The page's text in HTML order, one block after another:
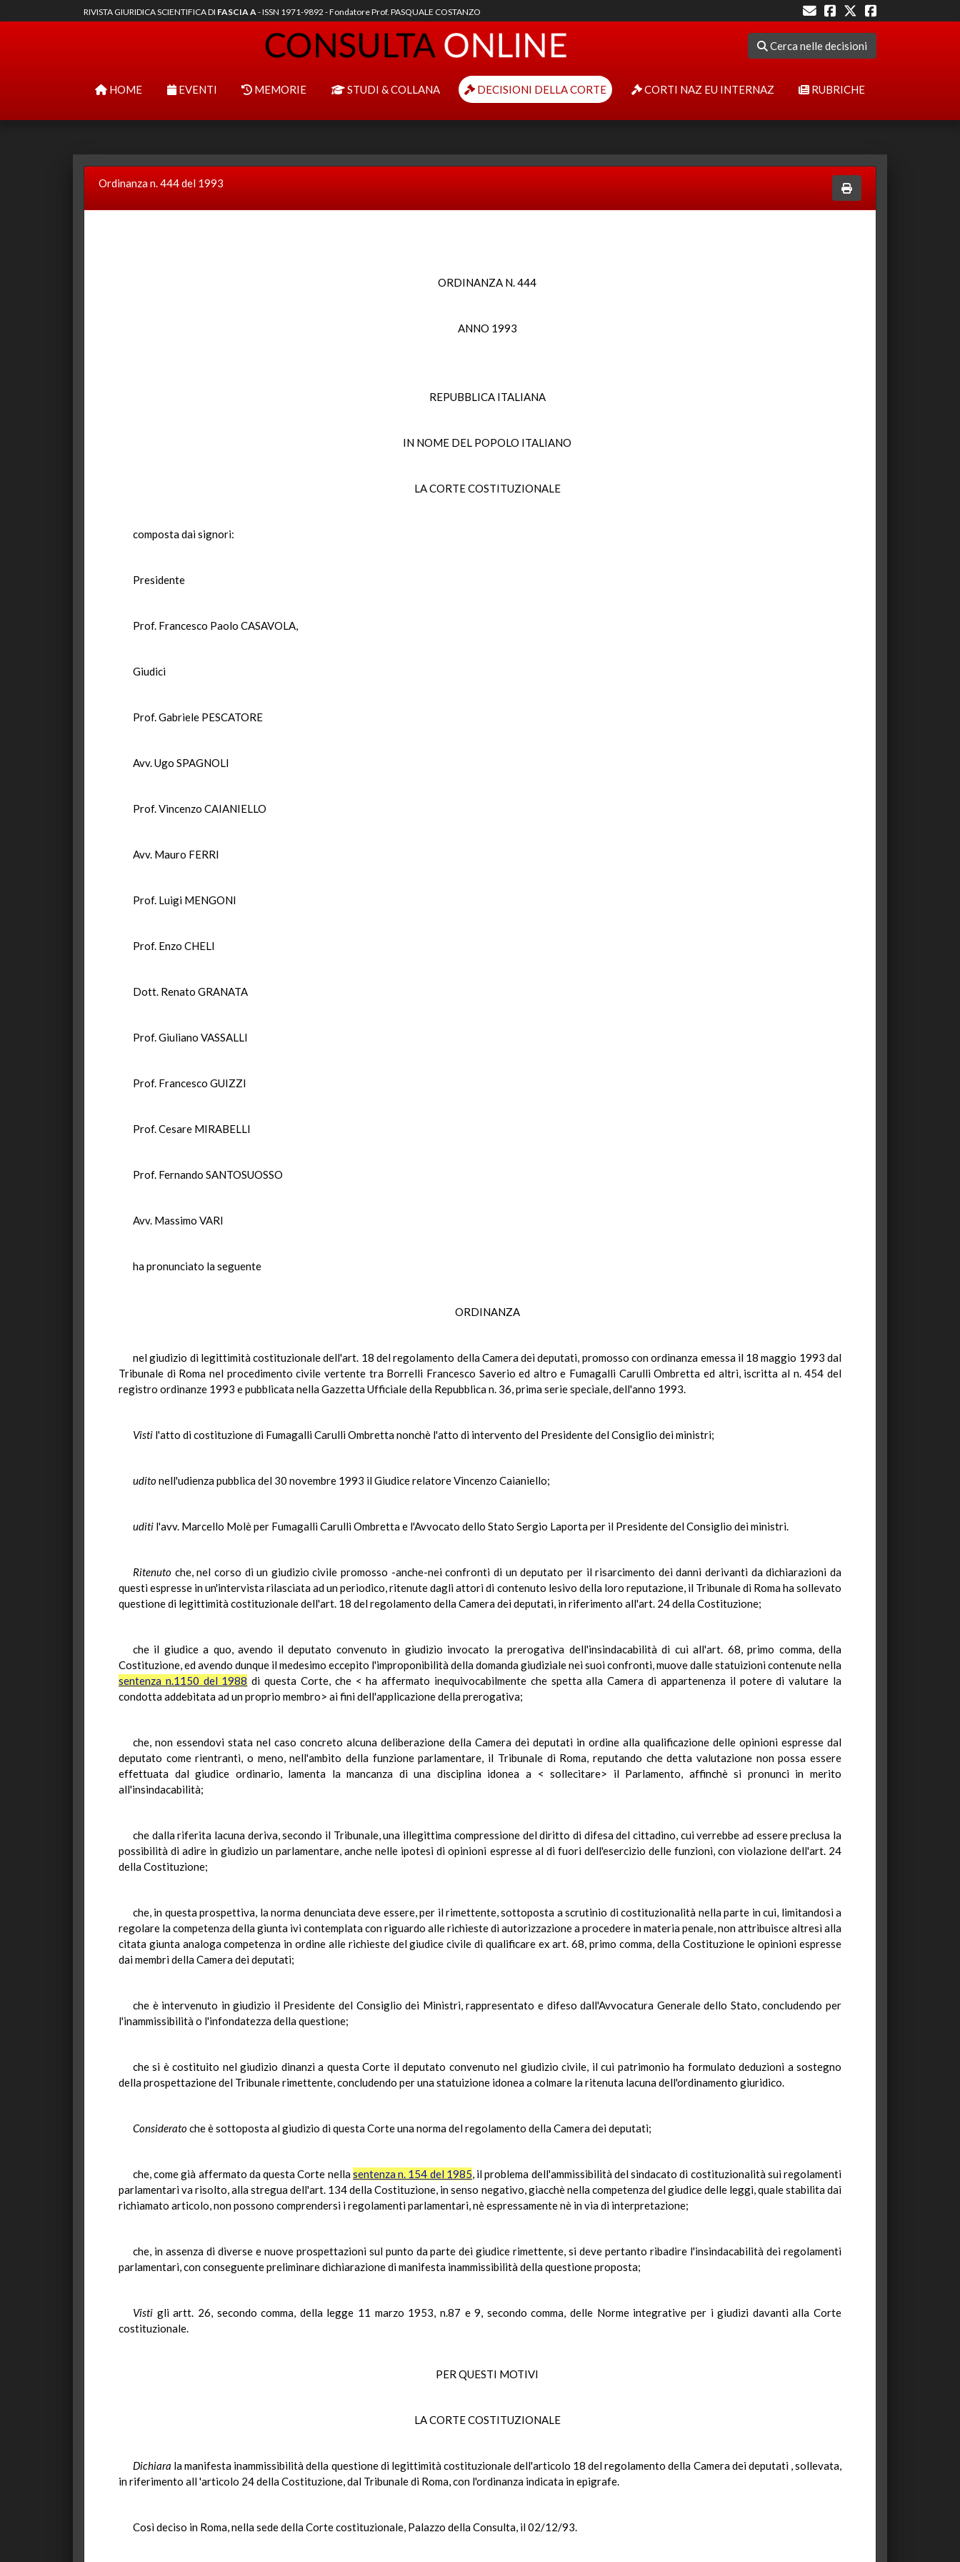
RIVISTA GIURIDICA SCIENTIFICA DI FASCIA A- ISSN 1971-9892 - Fondatore Prof. PASQUALE COSTANZO
Cerca nelle decisioni
HOME EVENTI MEMORIE STUDI & COLLANA DECISIONI DELLA CORTE CORTI NAZ EU INTERNAZ RUBRICHE
Ordinanza n. 444 del 1993
ORDINANZA N. 444
ANNO 1993
REPUBBLICA ITALIANA
IN NOME DEL POPOLO ITALIANO
LA CORTE COSTITUZIONALE
composta dai signori:
Presidente
Prof. Francesco Paolo CASAVOLA,
Giudici
Prof. Gabriele PESCATORE
Avv. Ugo SPAGNOLI
Prof. Vincenzo CAIANIELLO
Avv. Mauro FERRI
Prof. Luigi MENGONI
Prof. Enzo CHELI
Dott. Renato GRANATA
Prof. Giuliano VASSALLI
Prof. Francesco GUIZZI
Prof. Cesare MIRABELLI
Prof. Fernando SANTOSUOSSO
Avv. Massimo VARI
ha pronunciato la seguente
ORDINANZA
nel giudizio di legittimità costituzionale dell'art. 18 del regolamento della Camera dei deputati, promosso con ordinanza emessa il 18 maggio 1993 dal
Tribunale di Roma nel procedimento civile vertente tra Borrelli Francesco Saverio ed altro e Fumagalli Carulli Ombretta ed altri, iscritta al n. 454 del
registro ordinanze 1993 e pubblicata nella Gazzetta Ufficiale della Repubblica n. 36, prima serie speciale, dell'anno 1993.
Visti l'atto di costituzione di Fumagalli Carulli Ombretta nonchè l'atto di intervento del Presidente del Consiglio dei ministri;
uditonell'udienza pubblica del 30 novembre 1993 il Giudice relatore Vincenzo Caianiello;
uditi l'avv. Marcello Molè per Fumagalli Carulli Ombretta e l'Avvocato dello Stato Sergio Laporta per il Presidente del Consiglio dei ministri.
Ritenuto che, nel corso di un giudizio civile promosso -anche-nei confronti di un deputato per il risarcimento dei danni derivanti da dichiarazioni da
questi espresse in un'intervista rilasciata ad un periodico, ritenute dagli attori di contenuto lesivo della loro reputazione, il Tribunale di Roma ha sollevato
questione di legittimità costituzionale dell'art. 18 del regolamento della Camera dei deputati, in riferimento all'art. 24 della Costituzione;
che il giudice a quo, avendo il deputato convenuto in giudizio invocato la prerogativa dell'insindacabilità di cui all'art. 68, primo comma, della
Costituzione, ed avendo dunque il medesimo eccepito l'improponibilità della domanda giudiziale nei suoi confronti, muove dalle statuizioni contenute nella
sentenza n.1150 del 1988 di questa Corte, che < ha affermato inequivocabilmente che spetta alla Camera di appartenenza il potere di valutare la
condotta addebitata ad un proprio membro> ai fini dell'applicazione della prerogativa;
che, non essendovi stata nel caso concreto alcuna deliberazione della Camera dei deputati in ordine alla qualificazione delle opinioni espresse dal
deputato come rientranti, o meno, nell'ambito della funzione parlamentare, il Tribunale di Roma, reputando che detta valutazione non possa essere
effettuata dal giudice ordinario, lamenta la mancanza di una disciplina idonea a < sollecitare> il Parlamento, affinchè si pronunci in merito
all'insindacabilità;
che dalla riferita lacuna deriva, secondo il Tribunale, una illegittima compressione del diritto di difesa del cittadino, cui verrebbe ad essere preclusa la
possibilità di adire in giudizio un parlamentare, anche nelle ipotesi di opinioni espresse al di fuori dell'esercizio delle funzioni, con violazione dell'art. 24
della Costituzione;
che, in questa prospettiva, la norma denunciata deve essere, per il rimettente, sottoposta a scrutinio di costituzionalità nella parte in cui, limitandosi a
regolare la competenza della giunta ivi contemplata con riguardo alle richieste di autorizzazione a procedere in materia penale, non attribuisce altresì alla
citata giunta analoga competenza in ordine alle richieste del giudice civile di qualificare ex art. 68, primo comma, della Costituzione le opinioni espresse
dai membri della Camera dei deputati;
che è intervenuto in giudizio il Presidente del Consiglio dei Ministri, rappresentato e difeso dall'Avvocatura Generale dello Stato, concludendo per
l'inammissibilità o l'infondatezza della questione;
che si è costituito nel giudizio dinanzi a questa Corte il deputato convenuto nel giudizio civile, il cui patrimonio ha formulato deduzioni a sostegno
della prospettazione del Tribunale rimettente, concludendo per una statuizione idonea a colmare la ritenuta lacuna dell'ordinamento giuridico.
Consideratoche è sottoposta al giudizio di questa Corte una norma del regolamento della Camera dei deputati;
che, come già affermato da questa Corte nellasentenza n. 154 del 1985, il problema dell'ammissibilità del sindacato di costituzionalità sui regolamenti
parlamentari va risolto, alla stregua dell'art. 134 della Costituzione, in senso negativo, giacchè nella competenza del giudice delle leggi, quale stabilita dai
richiamato articolo, non possono comprendersi i regolamenti parlamentari, nè espressamente nè in via di interpretazione;
che, in assenza di diverse e nuove prospettazioni sul punto da parte dei giudice rimettente, si deve pertanto ribadire l'insindacabilità dei regolamenti
parlamentari, con conseguente preliminare dichiarazione di manifesta inammissibilità della questione proposta;
Visti gli artt. 26, secondo comma, della legge 11 marzo 1953, n.87 e 9, secondo comma, delle Norme integrative per i giudizi davanti alla Corte
costituzionale.
PER QUESTI MOTIVI
LA CORTE COSTITUZIONALE
Dichiara la manifesta inammissibilità della questione di legittimità costituzionale dell'articolo 18 del regolamento della Camera dei deputati , sollevata,
in riferimento all 'articolo 24 della Costituzione, dal Tribunale di Roma, con l'ordinanza indicata in epigrafe.
Così deciso in Roma, nella sede della Corte costituzionale, Palazzo della Consulta, il 02/12/93.